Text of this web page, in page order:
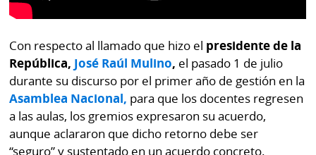
Con respecto al llamado que hizo el presidente de la
República, José Raúl Mulino, el pasado 1 de julio
durante su discurso por el primer año de gestión en la
Asamblea Nacional, para que los docentes regresen
a las aulas, los gremios expresaron su acuerdo,
aunque aclararon que dicho retorno debe ser
“seguro” y sustentado en un acuerdo concreto.